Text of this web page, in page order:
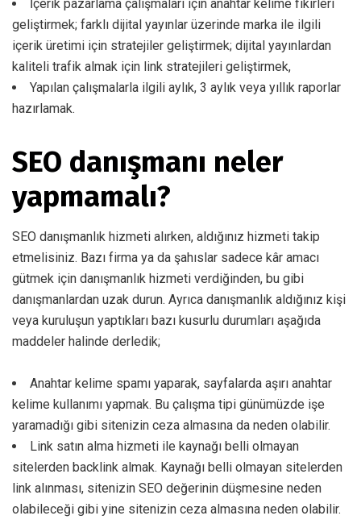
İçerik pazarlama çalışmaları için anahtar kelime fikirleri
geliştirmek; farklı dijital yayınlar üzerinde marka ile ilgili
içerik üretimi için stratejiler geliştirmek; dijital yayınlardan
kaliteli trafik almak için link stratejileri geliştirmek,
Yapılan çalışmalarla ilgili aylık, 3 aylık veya yıllık raporlar
hazırlamak.
SEO danışmanı neler
yapmamalı?
SEO danışmanlık hizmeti alırken, aldığınız hizmeti takip
etmelisiniz. Bazı firma ya da şahıslar sadece kâr amacı
gütmek için danışmanlık hizmeti verdiğinden, bu gibi
danışmanlardan uzak durun. Ayrıca danışmanlık aldığınız kişi
veya kuruluşun yaptıkları bazı kusurlu durumları aşağıda
maddeler halinde derledik;
Anahtar kelime spamı yaparak, sayfalarda aşırı anahtar
kelime kullanımı yapmak. Bu çalışma tipi günümüzde işe
yaramadığı gibi sitenizin ceza almasına da neden olabilir.
Link satın alma hizmeti ile kaynağı belli olmayan
sitelerden backlink almak. Kaynağı belli olmayan sitelerden
link alınması, sitenizin SEO değerinin düşmesine neden
olabileceği gibi yine sitenizin ceza almasına neden olabilir.